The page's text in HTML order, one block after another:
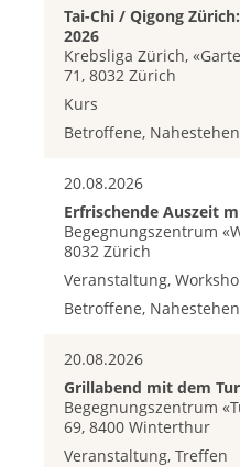
Tai-Chi / Qigong
2026
Krebsliga Zürich,
71, 8032 Zürich
Kurs
Betroffene,
20.08.2026
Erfrischende Auszeit
Begegnungszentrum
8032 Zürich
Veranstaltung,
Betroffene,
20.08.2026
Grillabend mit dem
Begegnungszentrum
69, 8400 Winterthur
Veranstaltung, Treffen